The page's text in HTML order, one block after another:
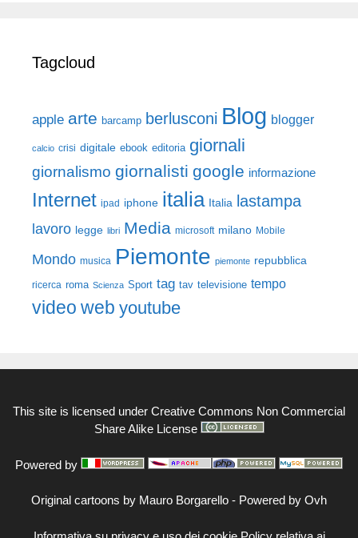
Tagcloud
apple arte barcamp berlusconi Blog blogger
calcio crisi digitale ebook editoria giornali
giornalismo giornalisti google informazione
Internet ipad iphone italia Italia lastampa
lavoro legge libri Media microsoft milano Mobile
Mondo musica Piemonte piemonte repubblica
ricerca roma Scienza Sport tag tav televisione tempo
video web youtube
This site is licensed under Creative Commons Non Commercial
Share Alike License
Powered by
Original cartoons by Mauro Borgarello - Powered by Ovh